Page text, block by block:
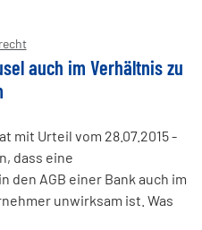
auch im Verhältnis zu
mit Urteil vom 28.07.2015 -
dass eine
den AGB einer Bank auch im
unwirksam ist. Was